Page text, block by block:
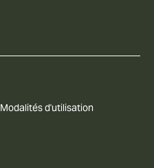
Modalités d'utilisation